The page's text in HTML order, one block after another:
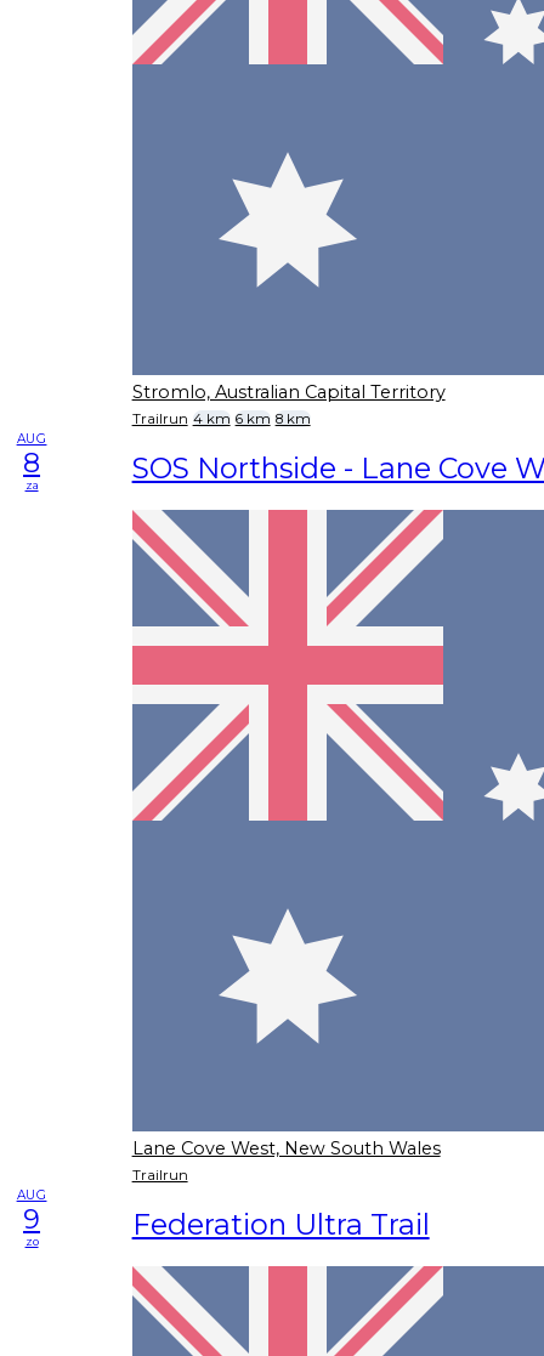
Stromlo, Australian Capital Territory
Trailrun 4 km 6 km 8 km
AUG
8
za SOS Northside - Lane Cove
Lane Cove West, New South Wales
Trailrun
AUG
9
zo Federation Ultra Trail